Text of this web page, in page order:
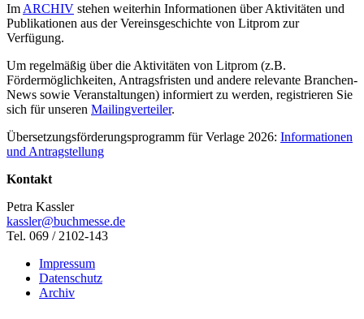
Im ARCHIV stehen weiterhin Informationen über Aktivitäten und
Publikationen aus der Vereinsgeschichte von Litprom zur
Verfügung.
Um regelmäßig über die Aktivitäten von Litprom (z.B.
Fördermöglichkeiten, Antragsfristen und andere relevante Branchen-
News sowie Veranstaltungen) informiert zu werden, registrieren Sie
sich für unseren Mailingverteiler.
Übersetzungsförderungsprogramm für Verlage 2026: Informationen
und Antragstellung
Kontakt
Petra Kassler
kassler@buchmesse.de
Tel. 069 / 2102-143
Impressum
Datenschutz
Archiv